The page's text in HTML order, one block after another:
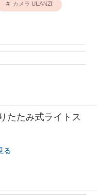
カメラ ULANZI
たたみ式ライトス
る